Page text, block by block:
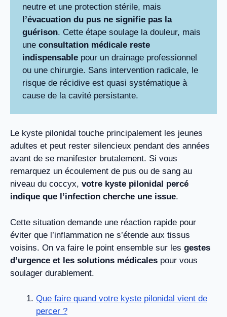
neutre et une protection stérile, mais
l’évacuation du pus ne signifie pas la
guérison. Cette étape soulage la douleur, mais
une consultation médicale reste
indispensable pour un drainage professionnel
ou une chirurgie. Sans intervention radicale, le
risque de récidive est quasi systématique à
cause de la cavité persistante.
Le kyste pilonidal touche principalement les jeunes
adultes et peut rester silencieux pendant des années
avant de se manifester brutalement. Si vous
remarquez un écoulement de pus ou de sang au
niveau du coccyx, votre kyste pilonidal percé
indique que l’infection cherche une issue.
Cette situation demande une réaction rapide pour
éviter que l’inflammation ne s’étende aux tissus
voisins. On va faire le point ensemble sur les gestes
d’urgence et les solutions médicales pour vous
soulager durablement.
Que faire quand votre kyste pilonidal vient de
percer ?